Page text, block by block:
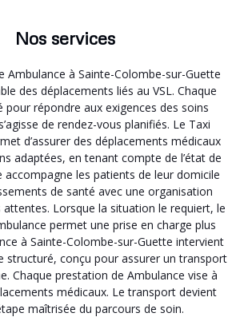
Nos services
Ambulance à Sainte-Colombe-sur-Guette
des déplacements liés au VSL. Chaque
répondre aux exigences des soins
de rendez-vous planifiés. Le Taxi
d’assurer des déplacements médicaux
adaptées, en tenant compte de l’état de
accompagne les patients de leur domicile
de santé avec une organisation
attentes. Lorsque la situation le requiert, le
permet une prise en charge plus
à Sainte-Colombe-sur-Guette intervient
structuré, conçu pour assurer un transport
Chaque prestation de Ambulance vise à
médicaux. Le transport devient
maîtrisée du parcours de soin.